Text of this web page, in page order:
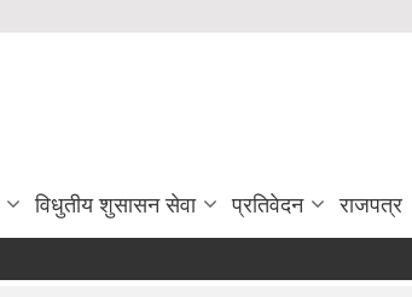
विधुतीय शुसासन सेवा प्रतिवेदन राजपत्र